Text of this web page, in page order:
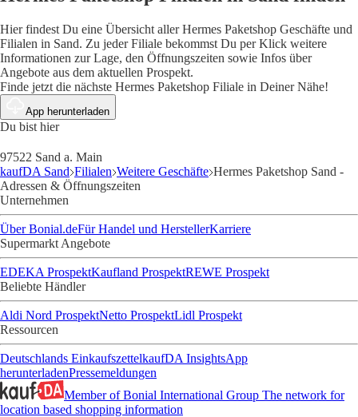
Hier findest Du eine Übersicht aller Hermes Paketshop Geschäfte und
Filialen in Sand. Zu jeder Filiale bekommst Du per Klick weitere
Informationen zur Lage, den Öffnungszeiten sowie Infos über
Angebote aus dem aktuellen Prospekt.
Finde jetzt die nächste Hermes Paketshop Filiale in Deiner Nähe!
App herunterladen
Du bist hier
97522 Sand a. Main
kaufDA Sand Filialen Weitere Geschäfte Hermes Paketshop Sand -
Adressen & Öffnungszeiten
Unternehmen
Über Bonial.deFür Handel und HerstellerKarriere
Supermarkt Angebote
EDEKA ProspektKaufland ProspektREWE Prospekt
Beliebte Händler
Aldi Nord ProspektNetto ProspektLidl Prospekt
Ressourcen
Deutschlands EinkaufszettelkaufDA InsightsApp
herunterladenPressemeldungen
Member of Bonial International Group The network for
location based shopping information